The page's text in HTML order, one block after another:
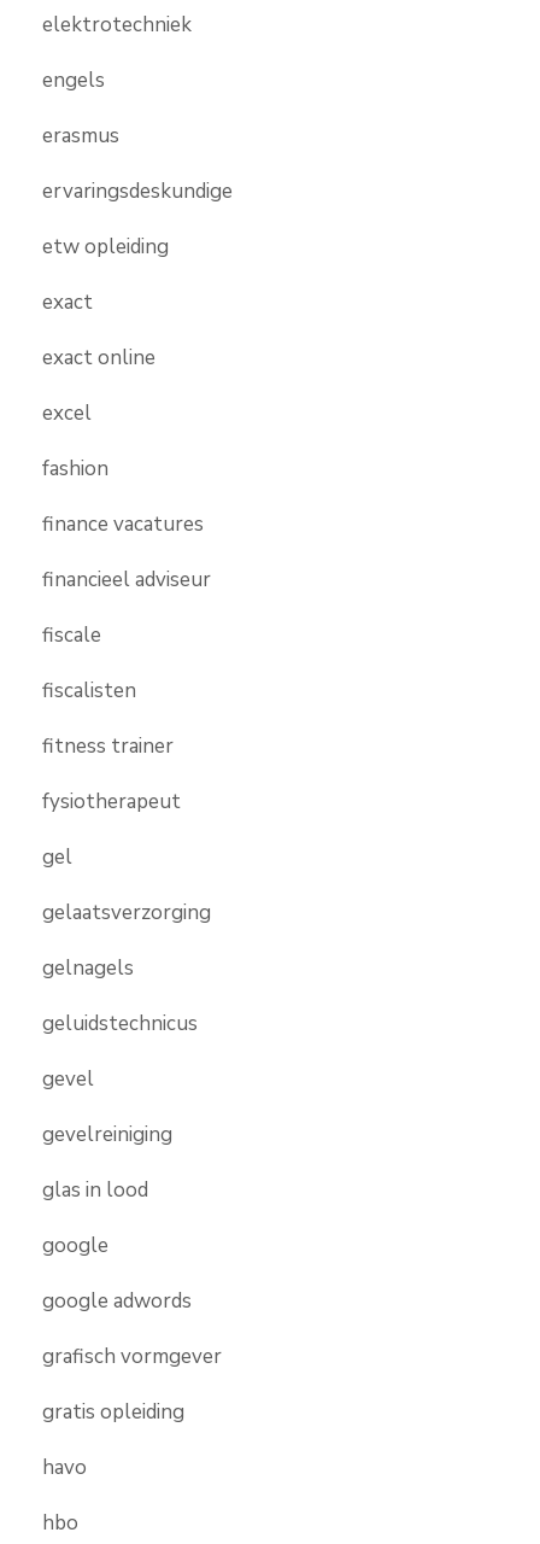
elektrotechniek
engels
erasmus
ervaringsdeskundige
etw opleiding
exact
exact online
excel
fashion
finance vacatures
financieel adviseur
fiscale
fiscalisten
fitness trainer
fysiotherapeut
gel
gelaatsverzorging
gelnagels
geluidstechnicus
gevel
gevelreiniging
glas in lood
google
google adwords
grafisch vormgever
gratis opleiding
havo
hbo